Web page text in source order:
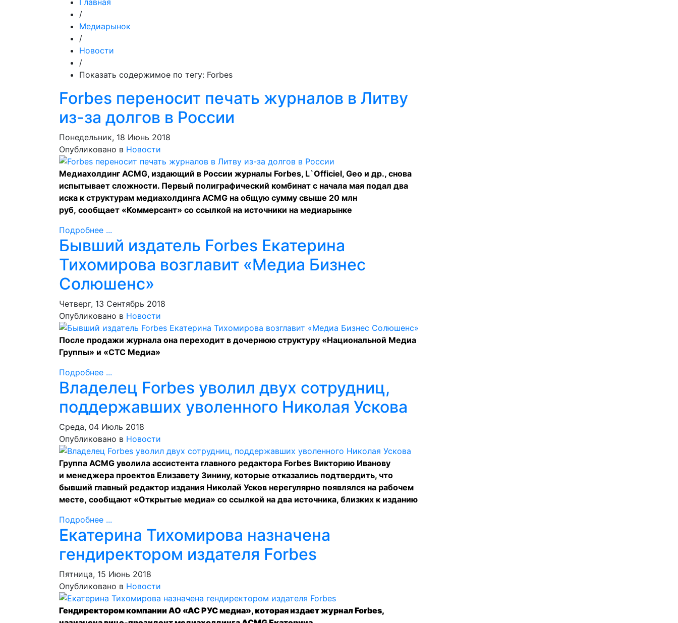
Главная
/
Медиарынок
/
Новости
/
Показать содержимое по тегу: Forbes
Forbes переносит печать журналов в Литву
из-за долгов в России
Понедельник, 18 Июнь 2018
Опубликовано в Новости
Медиахолдинг ACMG, издающий в России журналы Forbes, L`Officiel, Geo и др., снова
испытывает сложности. Первый полиграфический комбинат с начала мая подал два
иска к структурам медиахолдинга ACMG на общую сумму свыше 20 млн
руб, сообщает «Коммерсант» со ссылкой на источники на медиарынке
Подробнее ...
Бывший издатель Forbes Екатерина
Тихомирова возглавит «Медиа Бизнес
Солюшенс»
Четверг, 13 Сентябрь 2018
Опубликовано в Новости
После продажи журнала она переходит в дочернюю структуру «Национальной Медиа
Группы» и «СТС Медиа»
Подробнее ...
Владелец Forbes уволил двух сотрудниц,
поддержавших уволенного Николая Ускова
Среда, 04 Июль 2018
Опубликовано в Новости
Группа ACMG уволила ассистента главного редактора Forbes Викторию Иванову
и менеджера проектов Елизавету Зинину, которые отказались подтвердить, что
бывший главный редактор издания Николай Усков нерегулярно появлялся на рабочем
месте, сообщают «Открытые медиа» со ссылкой на два источника, близких к изданию
Подробнее ...
Екатерина Тихомирова назначена
гендиректором издателя Forbes
Пятница, 15 Июнь 2018
Опубликовано в Новости
Гендиректором компании АО «АС РУС медиа», которая издает журнал Forbes,